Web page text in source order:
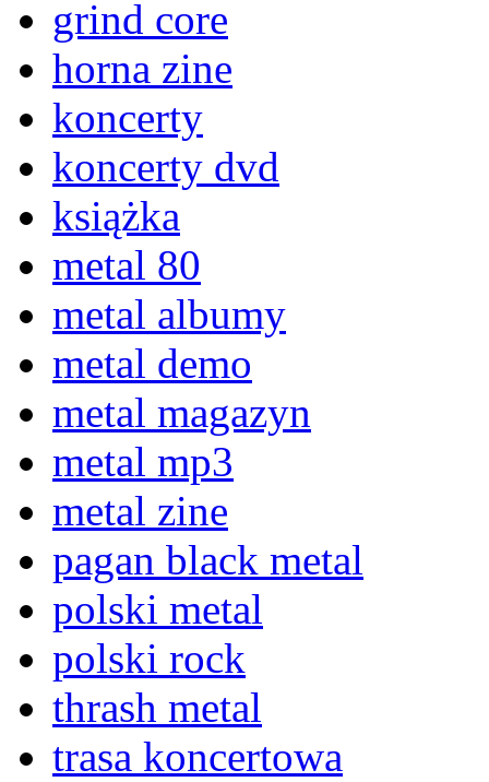
grind core
horna zine
koncerty
koncerty dvd
książka
metal 80
metal albumy
metal demo
metal magazyn
metal mp3
metal zine
pagan black metal
polski metal
polski rock
thrash metal
trasa koncertowa